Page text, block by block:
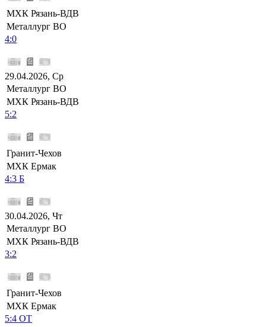
МХК Рязань-ВДВ
Металлург ВО
4:0
29.04.2026, Ср
Металлург ВО
МХК Рязань-ВДВ
5:2
Гранит-Чехов
МХК Ермак
4:3 Б
30.04.2026, Чт
Металлург ВО
МХК Рязань-ВДВ
3:2
Гранит-Чехов
МХК Ермак
5:4 ОТ